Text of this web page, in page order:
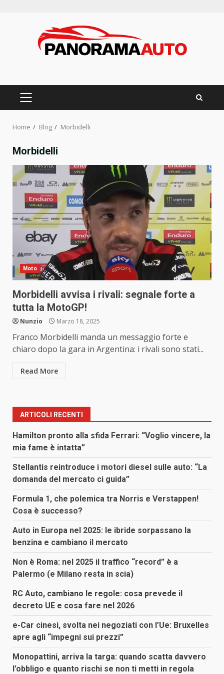
PRIMARY
Home Blog Morbidelli
Morbidelli
Moto
Morbidelli avvisa i rivali: segnale forte a
tutta la MotoGP!
Nunzio Marzo 18, 2025
Franco Morbidelli manda un messaggio forte e
chiaro dopo la gara in Argentina: i rivali sono stati...
Read More
ARTICOLI RECENTI
Hamilton pronto alla sfida Ferrari: “Voglio vincere, la
mia fame è intatta”
Stellantis reintroduce i motori diesel sulle auto: “La
domanda del mercato ci guida”
Formula 1, che polemica tra Norris e Verstappen!
Cosa è successo?
Auto in Europa nel 2025: le ibride sorpassano la
benzina e cambiano il mercato
Non è Roma: nel 2025 il traffico “record” è a
Palermo (e Milano resta in scia)
RC Auto, cambiano le regole: cosa prevede il
decreto UE e cosa fare nel 2026
e-Car cinesi, svolta nei negoziati con l’Ue: Bruxelles
apre agli “impegni sui prezzi”
Monopattini, arriva la targa: quando scatta davvero
l’obbligo e quanto rischi se non ti metti in regola